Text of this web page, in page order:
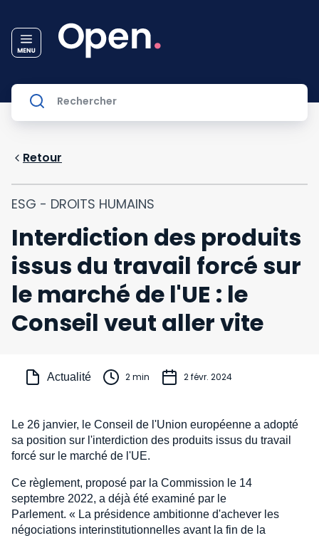
Retour
ESG - DROITS HUMAINS
Interdiction des produits
issus du travail forcé sur
le marché de l'UE : le
Conseil veut aller vite
Actualité 2 min 2 févr. 2024
Le 26 janvier, le Conseil de l'Union européenne a adopté
sa position sur l'interdiction des produits issus du travail
forcé sur le marché de l'UE.
Ce règlement, proposé par la Commission le 14
septembre 2022, a déjà été examiné par le
Parlement. « La présidence ambitionne d'achever les
négociations interinstitutionnelles avant la fin de la